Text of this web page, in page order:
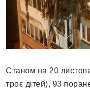
Станом на 20
троє дітей), 93